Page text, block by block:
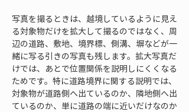
写真を撮るときは、越境しているように見え
る対象物だけを拡大して撮るのではなく、周
辺の道路、敷地、境界標、側溝、塀などが一
緒に写る引きの写真も残します。拡大写真だ
けでは、あとで位置関係を説明しにくくなる
ためです。特に道路境界に関する説明では、
対象物が道路側へ出ているのか、隣地側へ出
ているのか、単に道路の端に近いだけなのか